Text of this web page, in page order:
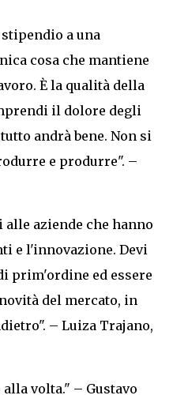
a una
cosa che mantiene
È la qualità della
il dolore degli
andrà bene. Non si
e produrre". –
alle aziende che hanno
e l'innovazione. Devi
prim'ordine ed essere
del mercato, in
– Luiza Trajano,
volta." – Gustavo